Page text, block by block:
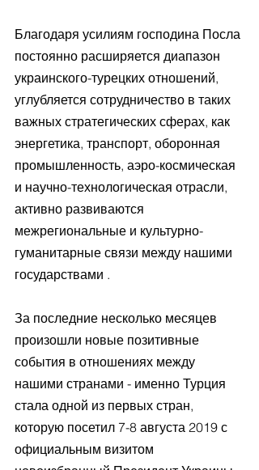
Благодаря усилиям господина Посла
постоянно расширяется диапазон
украинского-турецких отношений,
углубляется сотрудничество в таких
важных стратегических сферах, как
энергетика, транспорт, оборонная
промышленность, аэро-космическая
и научно-технологическая отрасли,
активно развиваются
межрегиональные и культурно-
гуманитарные связи между нашими
государствами .
За последние несколько месяцев
произошли новые позитивные
события в отношениях между
нашими странами - именно Турция
стала одной из первых стран,
которую посетил 7-8 августа 2019 с
официальным визитом